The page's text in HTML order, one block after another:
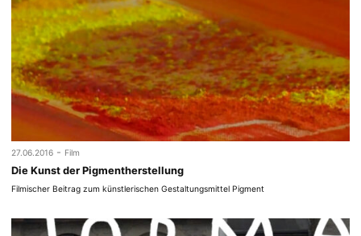
27.06.2016 - Film
Die Kunst der Pigmentherstellung
Filmischer Beitrag zum künstlerischen Gestaltungsmittel Pigment